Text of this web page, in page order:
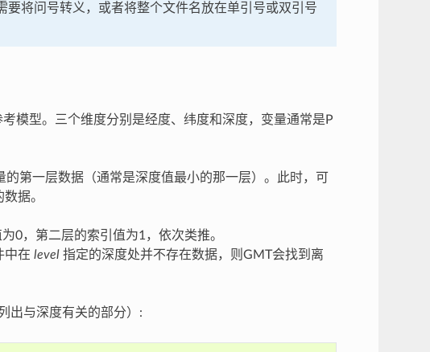
要将问号转义，或者将整个文件名放在单引号或双引号
模型。三个维度分别是经度、纬度和深度，变量通常是P
第一层数据（通常是深度值最小的那一层）。此时，可
据。
0，第二层的索引值为1，依次类推。
中在 level指定的深度处并不存在数据，则GMT会找到离
出与深度有关的部分）: